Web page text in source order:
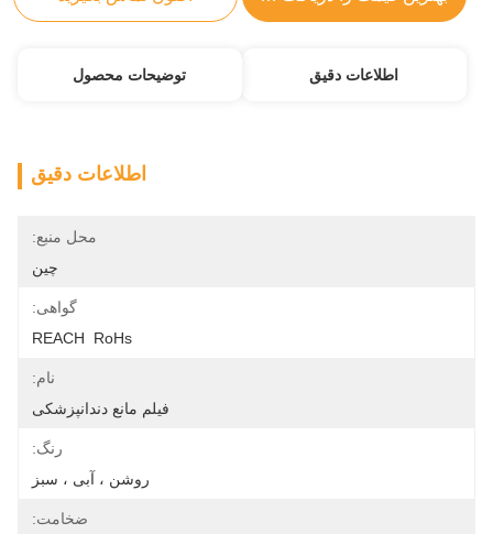
اطلاعات دقیق توضیحات محصول
اطلاعات دقیق
محل منبع:
چین
گواهی:
REACH  RoHs
نام:
فیلم مانع دندانپزشکی
رنگ:
روشن ، آبی ، سبز
ضخامت: